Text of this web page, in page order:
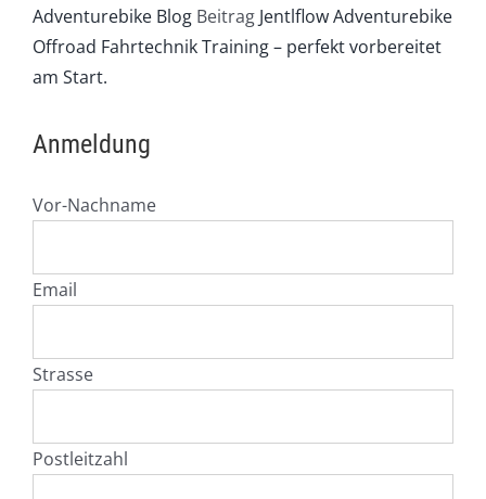
Adventurebike Blog Beitrag Jentlflow Adventurebike
Offroad Fahrtechnik Training – perfekt vorbereitet
am Start.
Anmeldung
Vor-Nachname
Email
Strasse
Postleitzahl